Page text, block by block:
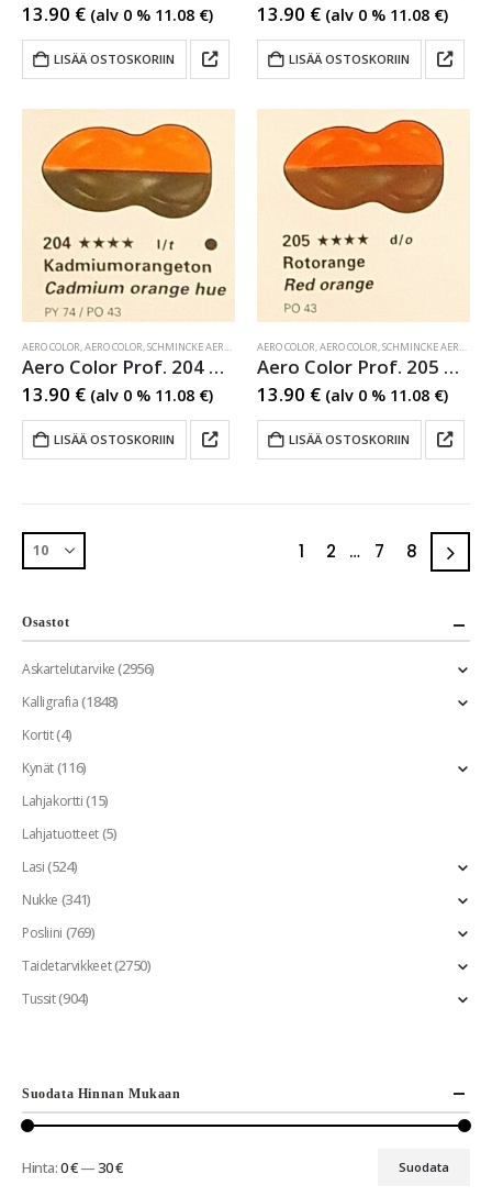
13.90 € (alv 0 % 11.08 €)
LISÄÄ OSTOSKORIIN
13.90 € (alv 0 % 11.08 €)
LISÄÄ OSTOSKORIIN
AERO COLOR AERO COLOR SCHMINCKE AERO COLOR
Aero Color Prof. 204 Cadmium orange hue
13.90 € (alv 0 % 11.08 €)
LISÄÄ OSTOSKORIIN
AERO COLOR AERO COLOR SCHMINCKE AERO COLOR
Aero Color Prof. 205 Red orange
13.90 € (alv 0 % 11.08 €)
LISÄÄ OSTOSKORIIN
1 2 … 7 8
Osastot
Askartelutarvike(2956)
Kalligrafia(1848)
Kortit(4)
Kynät(116)
Lahjakortti(15)
Lahjatuotteet(5)
Lasi(524)
Nukke (341)
Posliini (769)
Taidetarvikkeet(2750)
Tussit(904)
Suodata Hinnan Mukaan
Suodata
Hinta:0 €—30 €